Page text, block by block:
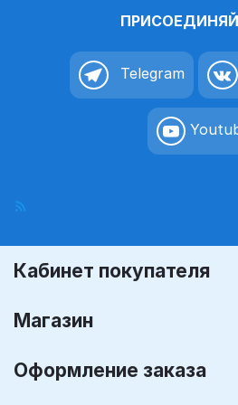
Telegram
Кабинет покупателя
Магазин
Оформление заказа